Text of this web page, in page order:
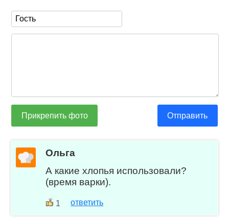
Прикрепить фото Отправить
Ольга
А какие хлопья использовали?
(время варки).
1 ответить